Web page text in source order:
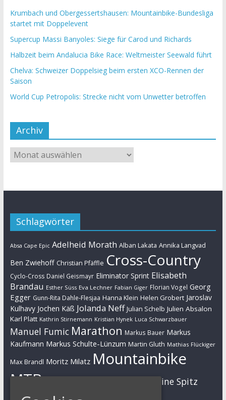
Krumbach und Obergessertshausen: Mountainbike-Bundesliga
startet mit Doppelevent
Supercup Massi Banyoles: Siege für Carod und Richards
Halbzeit beim Andalucia Bike Race: Weltmeister Seewald führt
Chelva: Schweizer Doppelsieg beim ersten XCO-Rennen der
Saison
World Cup Petropolis: Strecke nicht vom Unwetter betroffen
Archiv
Schlagwörter
Absa Cape Epic Adelheid Morath Alban Lakata Annika Langvad
Ben Zwiehoff Christian Pfäffle Cross-Country
Cyclo-Cross Daniel Geismayr Eliminator Sprint Elisabeth
Brandau Esther Süss Eva Lechner Fabian Giger Florian Vogel Georg
Egger Gunn-Rita Dahle-Flesjaa Hanna Klein Helen Grobert Jaroslav
Kulhavy Jochen Käß Jolanda Neff Julian Schelb Julien Absalon
Karl Platt Kathrin Stirnemann Kristian Hynek Luca Schwarzbauer
Manuel Fumic Marathon Markus Bauer Markus
Kaufmann Markus Schulte-Lünzum Martin Gluth Mathias Flückiger
Max Brandl Moritz Milatz Mountainbike
MTB
Sabine Spitz
Simon Stiebjahn